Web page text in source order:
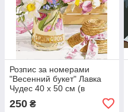
Розпис за номерами
"Весенний букет" Лавка
Чудес 40 x 50 см (в
250 ₴